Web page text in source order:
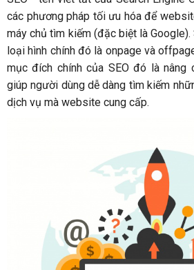
các phương pháp tối ưu hóa để
máy chủ tìm kiếm (đặc biệt là Google).
loại hình chính đó là onpage và
mục đích chính của SEO đó là nâng
giúp người dùng dễ dàng tìm kiếm
dịch vụ mà website cung cấp.